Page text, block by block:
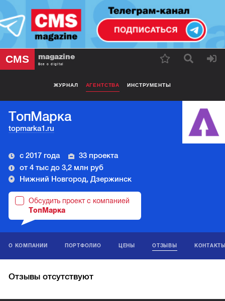
CMS magazine
Все о digital
ЖУРНАЛ АГЕНТСТВА ИНСТРУМЕНТЫ
ТопМарка
topmarka1.ru
с 2017 года
33 проекта
от 4 тыс до 3,2 млн руб
Нижний Новгород, Дзержинск
Обсудить проект с компанией
ТопМарка
О КОМПАНИИ ПОРТФОЛИО ЦЕНЫ ОТЗЫВЫ
Отзывы отсутствуют